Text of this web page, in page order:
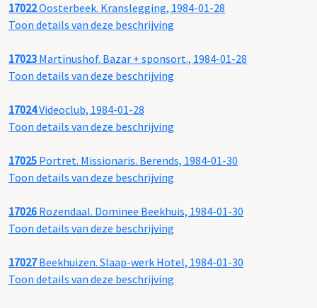
17022Oosterbeek. Kranslegging, 1984-01-28
Toon details van deze beschrijving
17023 Martinushof. Bazar + sponsort., 1984-01-28
Toon details van deze beschrijving
17024Videoclub, 1984-01-28
Toon details van deze beschrijving
17025 Portret. Missionaris. Berends, 1984-01-30
Toon details van deze beschrijving
17026 Rozendaal. Dominee Beekhuis, 1984-01-30
Toon details van deze beschrijving
17027Beekhuizen. Slaap-werk Hotel, 1984-01-30
Toon details van deze beschrijving